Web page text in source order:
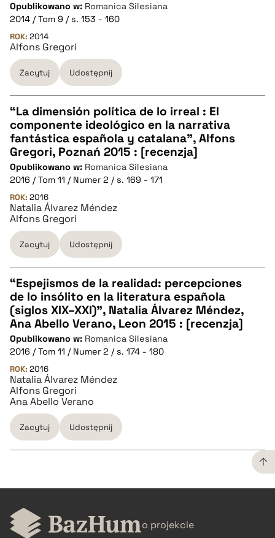
pobierz cytat
BIBTEX
pobierz cytat
Opublikowano w: Romanica Silesiana
2014 / Tom 9 / s. 153 - 160
ROK: 2014
Alfons Gregori
Zacytuj Udostępnij
CZYSTY TEKST
pobierz cytat
BIBTEX
pobierz cytat
“La dimensión política de lo irreal : El
componente ideológico en la narrativa
fantástica española y catalana”, Alfons
Gregori, Poznań 2015 : [recenzja]
Opublikowano w: Romanica Silesiana
2016 / Tom 11 / Numer 2 / s. 169 - 171
ROK: 2016
Natalia Álvarez Méndez
Alfons Gregori
Zacytuj Udostępnij
CZYSTY TEKST
pobierz cytat
BIBTEX
pobierz cytat
“Espejismos de la realidad: percepciones
de lo insólito en la literatura española
(siglos XIX–XXI)”, Natalia Álvarez Méndez,
Ana Abello Verano, Leon 2015 : [recenzja]
Opublikowano w: Romanica Silesiana
2016 / Tom 11 / Numer 2 / s. 174 - 180
ROK: 2016
Natalia Álvarez Méndez
Alfons Gregori
Ana Abello Verano
Zacytuj Udostępnij
CZYSTY TEKST
pobierz cytat o projekcie